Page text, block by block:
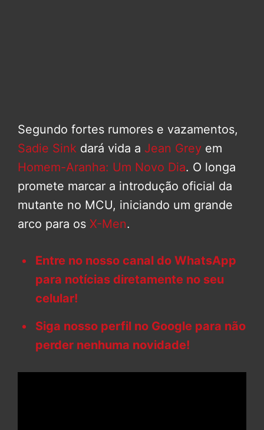
Segundo fortes rumores e vazamentos,
Sadie Sink dará vida a Jean Grey em
Homem-Aranha: Um Novo Dia. O longa
promete marcar a introdução oficial da
mutante no MCU, iniciando um grande
arco para os X-Men.
Entre no nosso canal do WhatsApp
para notícias diretamente no seu
celular!
Siga nosso perfil no Google para não
perder nenhuma novidade!